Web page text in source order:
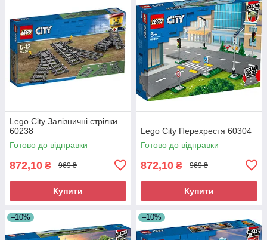
Lego City Залізничні стрілки
60238
Готово до відправки
872,10 ₴ 969 ₴
Купити
Lego City Перехрестя 60304
Готово до відправки
872,10 ₴ 969 ₴
Купити
–10% –10%